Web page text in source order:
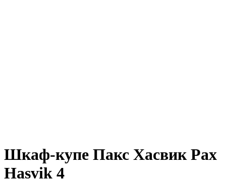
Шкаф-купе Пакс Хасвик Pax
Hasvik 4